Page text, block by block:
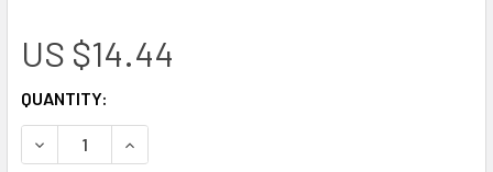
US $14.44
CURRENT
STOCK:
QUANTITY:
DECREASE QUANTITY OF LOS NIETITOS CREME
INCREASE QUANTITY OF LOS NIETITOS CREME